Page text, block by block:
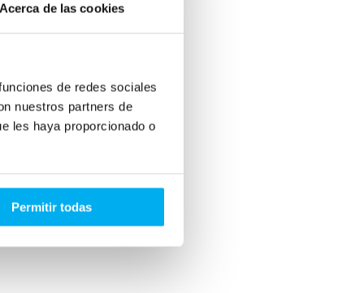
de las cookies
de redes sociales
nuestros partners de
les haya proporcionado o
Permitir todas